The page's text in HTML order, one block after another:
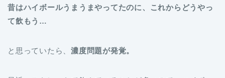
昔はハイボールうまうまやってたのに、これからどうやっ
て飲もう…
と思っていたら、濃度問題が発覚。